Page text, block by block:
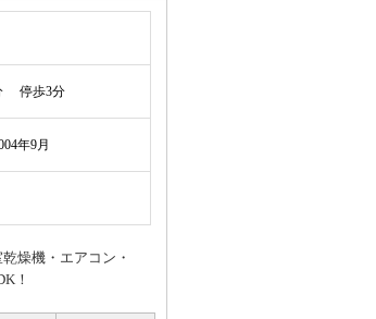
停歩3分
年9月
燥機・エアコン・
！